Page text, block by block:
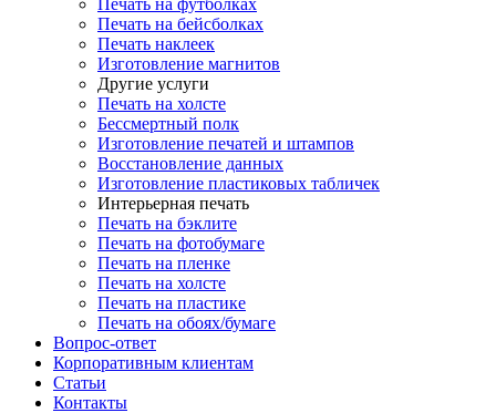
Печать на бейсболках
Печать наклеек
Изготовление магнитов
Другие услуги
Печать на холсте
Бессмертный полк
Изготовление печатей и штампов
Восстановление данных
Изготовление пластиковых табличек
Интерьерная печать
Печать на бэклите
Печать на фотобумаге
Печать на пленке
Печать на холсте
Печать на пластике
Печать на обоях/бумаге
Вопрос-ответ
Корпоративным клиентам
Статьи
Контакты